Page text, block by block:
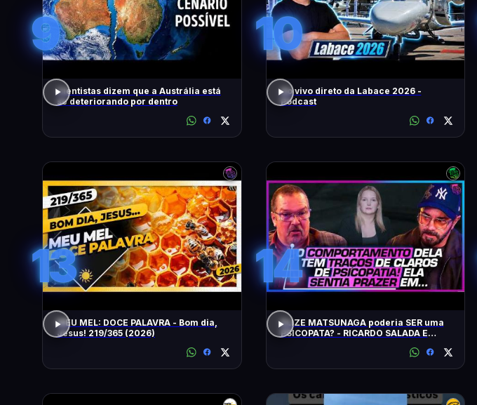
9
Cientistas dizem que a Austrália está
se deteriorando por dentro
10
Ao vivo direto da Labace 2026 -
Podcast
13
MEU MEL: DOCE PALAVRA - Bom dia,
Jesus! 219/365 (2026)
14
ELIZE MATSUNAGA poderia SER uma
PSICOPATA? - RICARDO SALADA E